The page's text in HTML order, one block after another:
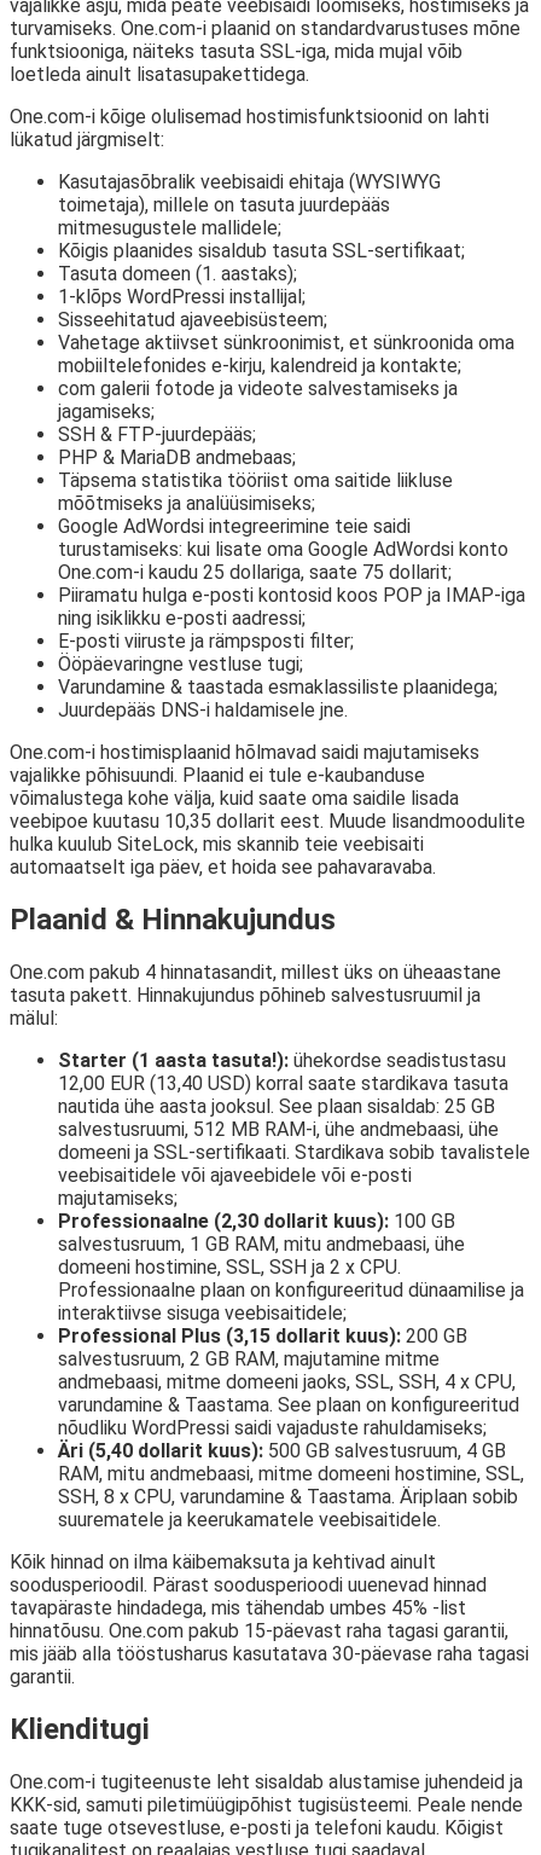
vajalikke asju, mida peate veebisaidi loomiseks, hostimiseks ja
turvamiseks. One.com-i plaanid on standardvarustuses mõne
funktsiooniga, näiteks tasuta SSL-iga, mida mujal võib
loetleda ainult lisatasupakettidega.
One.com-i kõige olulisemad hostimisfunktsioonid on lahti
lükatud järgmiselt:
Kasutajasõbralik veebisaidi ehitaja (WYSIWYG
toimetaja), millele on tasuta juurdepääs
mitmesugustele mallidele;
Kõigis plaanides sisaldub tasuta SSL-sertifikaat;
Tasuta domeen (1. aastaks);
1-klõps WordPressi installijal;
Sisseehitatud ajaveebisüsteem;
Vahetage aktiivset sünkroonimist, et sünkroonida oma
mobiiltelefonides e-kirju, kalendreid ja kontakte;
com galerii fotode ja videote salvestamiseks ja
jagamiseks;
SSH & FTP-juurdepääs;
PHP & MariaDB andmebaas;
Täpsema statistika tööriist oma saitide liikluse
mõõtmiseks ja analüüsimiseks;
Google AdWordsi integreerimine teie saidi
turustamiseks: kui lisate oma Google AdWordsi konto
One.com-i kaudu 25 dollariga, saate 75 dollarit;
Piiramatu hulga e-posti kontosid koos POP ja IMAP-iga
ning isiklikku e-posti aadressi;
E-posti viiruste ja rämpsposti filter;
Ööpäevaringne vestluse tugi;
Varundamine & taastada esmaklassiliste plaanidega;
Juurdepääs DNS-i haldamisele jne.
One.com-i hostimisplaanid hõlmavad saidi majutamiseks
vajalikke põhisuundi. Plaanid ei tule e-kaubanduse
võimalustega kohe välja, kuid saate oma saidile lisada
veebipoe kuutasu 10,35 dollarit eest. Muude lisandmoodulite
hulka kuulub SiteLock, mis skannib teie veebisaiti
automaatselt iga päev, et hoida see pahavaravaba.
Plaanid & Hinnakujundus
One.com pakub 4 hinnatasandit, millest üks on üheaastane
tasuta pakett. Hinnakujundus põhineb salvestusruumil ja
mälul:
Starter (1 aasta tasuta!): ühekordse seadistustasu
12,00 EUR (13,40 USD) korral saate stardikava tasuta
nautida ühe aasta jooksul. See plaan sisaldab: 25 GB
salvestusruumi, 512 MB RAM-i, ühe andmebaasi, ühe
domeeni ja SSL-sertifikaati. Stardikava sobib tavalistele
veebisaitidele või ajaveebidele või e-posti
majutamiseks;
Professionaalne (2,30 dollarit kuus): 100 GB
salvestusruum, 1 GB RAM, mitu andmebaasi, ühe
domeeni hostimine, SSL, SSH ja 2 x CPU.
Professionaalne plaan on konfigureeritud dünaamilise ja
interaktiivse sisuga veebisaitidele;
Professional Plus (3,15 dollarit kuus): 200 GB
salvestusruum, 2 GB RAM, majutamine mitme
andmebaasi, mitme domeeni jaoks, SSL, SSH, 4 x CPU,
varundamine & Taastama. See plaan on konfigureeritud
nõudliku WordPressi saidi vajaduste rahuldamiseks;
Äri (5,40 dollarit kuus): 500 GB salvestusruum, 4 GB
RAM, mitu andmebaasi, mitme domeeni hostimine, SSL,
SSH, 8 x CPU, varundamine & Taastama. Äriplaan sobib
suurematele ja keerukamatele veebisaitidele.
Kõik hinnad on ilma käibemaksuta ja kehtivad ainult
soodusperioodil. Pärast soodusperioodi uuenevad hinnad
tavapäraste hindadega, mis tähendab umbes 45% -list
hinnatõusu. One.com pakub 15-päevast raha tagasi garantii,
mis jääb alla tööstusharus kasutatava 30-päevase raha tagasi
garantii.
Klienditugi
One.com-i tugiteenuste leht sisaldab alustamise juhendeid ja
KKK-sid, samuti piletimüügipõhist tugisüsteemi. Peale nende
saate tuge otsevestluse, e-posti ja telefoni kaudu. Kõigist